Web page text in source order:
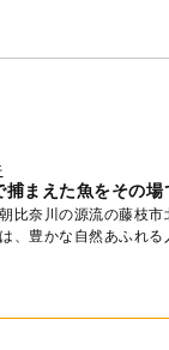
まえた魚をその場
比奈川の源流の藤枝市
、豊かな自然あふれる